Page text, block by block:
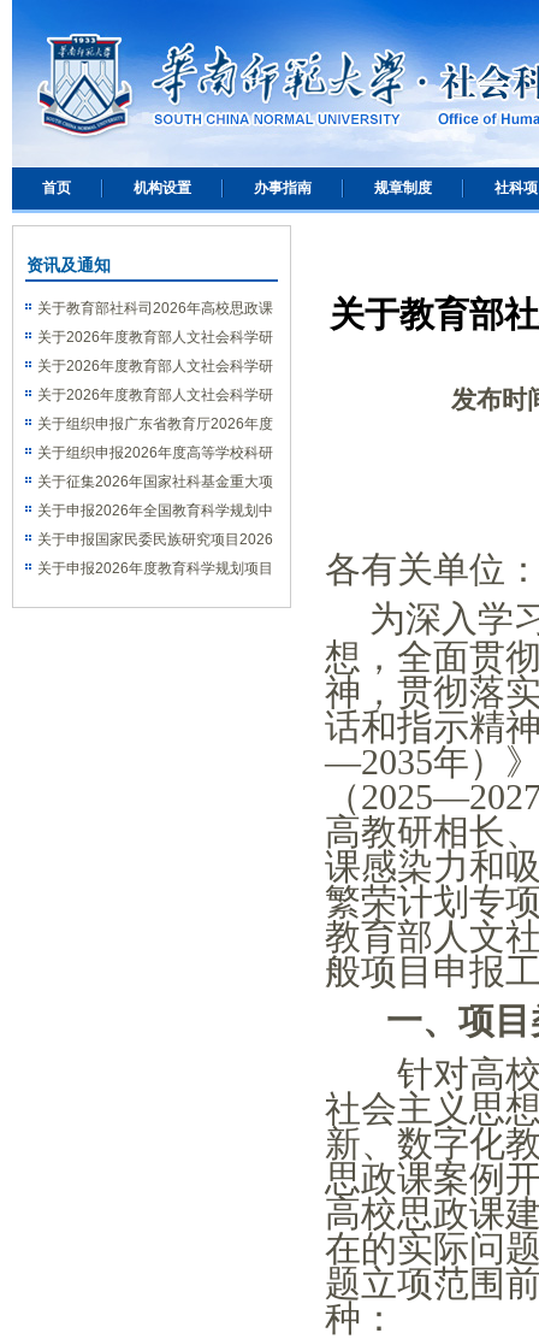
首页 机构设置 办事指南 规章制度 社科
关于教育部
发布时
各有关单位
为深入学
想，全面贯
神，贯彻落
话和指示精
—2035年）
（
高教研相长
课感染力和
繁荣计划专
教育部人文
般项目申报
一、项目
针对高校
社会主义思
新、数字化
思政课案例
高校思政课
在的实际问
题立项范围
种：
资讯及通知
关于教育部社科司2026年高校思政课
教师研究专项一般项目申报工作的通知
关于2026年度教育部人文社会科学研
究专项任务项目（中国特色社会主义理
论体系研究）申报工作的通知
关于2026年度教育部人文社会科学研
究专项任务项目（高校辅导员研究）申
报工作的通知
关于2026年度教育部人文社会科学研
究一般项目申报工作的通知
关于组织申报广东省教育厅2026年度
高等学校科研项目——服务“百千万工
程”重点领域专项的通知
关于组织申报2026年度高等学校科研
平台和项目的通知
关于征集2026年国家社科基金重大项
目选题的通知
关于申报2026年全国教育科学规划中
国教育法治与全球教育治理研究、学生
发展研究、学科建设与研究生培养研究
关于申报国家民委民族研究项目2026
年度课题的通知
关于申报2026年度教育科学规划项目